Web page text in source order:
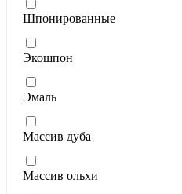
Шпонированные
Экошпон
Эмаль
Массив дуба
Массив ольхи